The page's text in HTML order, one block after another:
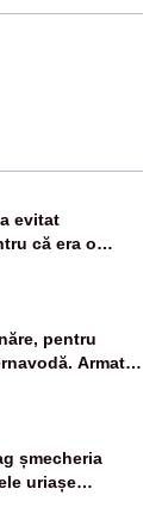
evitat
că era o
fondurile de
pentru
Armata
apa
șmecheria
uriașe